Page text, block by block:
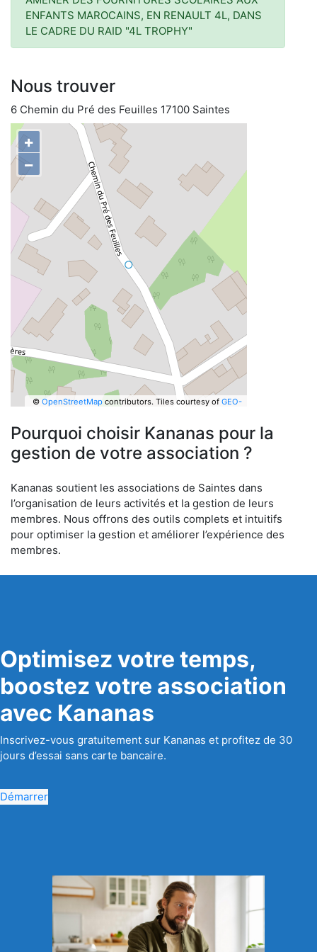
ENFANTS MAROCAINS, EN RENAULT 4L, DANS
LE CADRE DU RAID "4L TROPHY"
Nous trouver
6 Chemin du Pré des Feuilles 17100 Saintes
+
−
© OpenStreetMapcontributors. Tiles courtesy of GEO-
Pourquoi choisir Kananas pour la
gestion de votre association ?
Kananas soutient les associations de Saintes dans
l’organisation de leurs activités et la gestion de leurs
membres. Nous offrons des outils complets et intuitifs
pour optimiser la gestion et améliorer l’expérience des
membres.
Optimisez votre temps,
boostez votre association
avec Kananas
Inscrivez-vous gratuitement sur Kananas et profitez de 30
jours d’essai sans carte bancaire.
Démarrer